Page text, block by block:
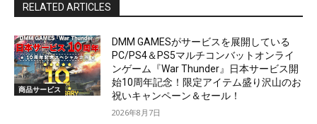
RELATED ARTICLES
商品サービス
DMM GAMESがサービスを展開している
PC/PS4＆PS5マルチコンバットオンライ
ンゲーム『War Thunder』日本サービス開
始10周年記念！限定アイテム盛り沢山のお
祝いキャンペーン＆セール！
2026年8月7日